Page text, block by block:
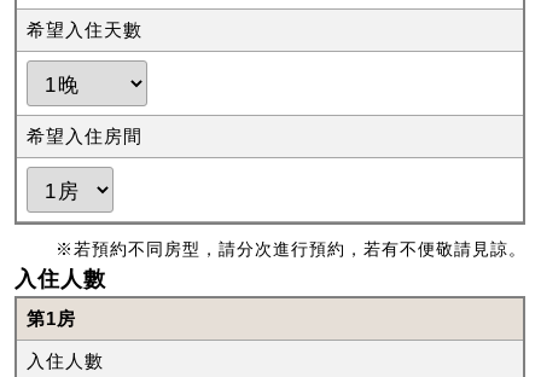
希望入住天數
希望入住房間
※若預約不同房型，請分次進行預約，若有不便敬請見諒。
入住人數
第1房
入住人數